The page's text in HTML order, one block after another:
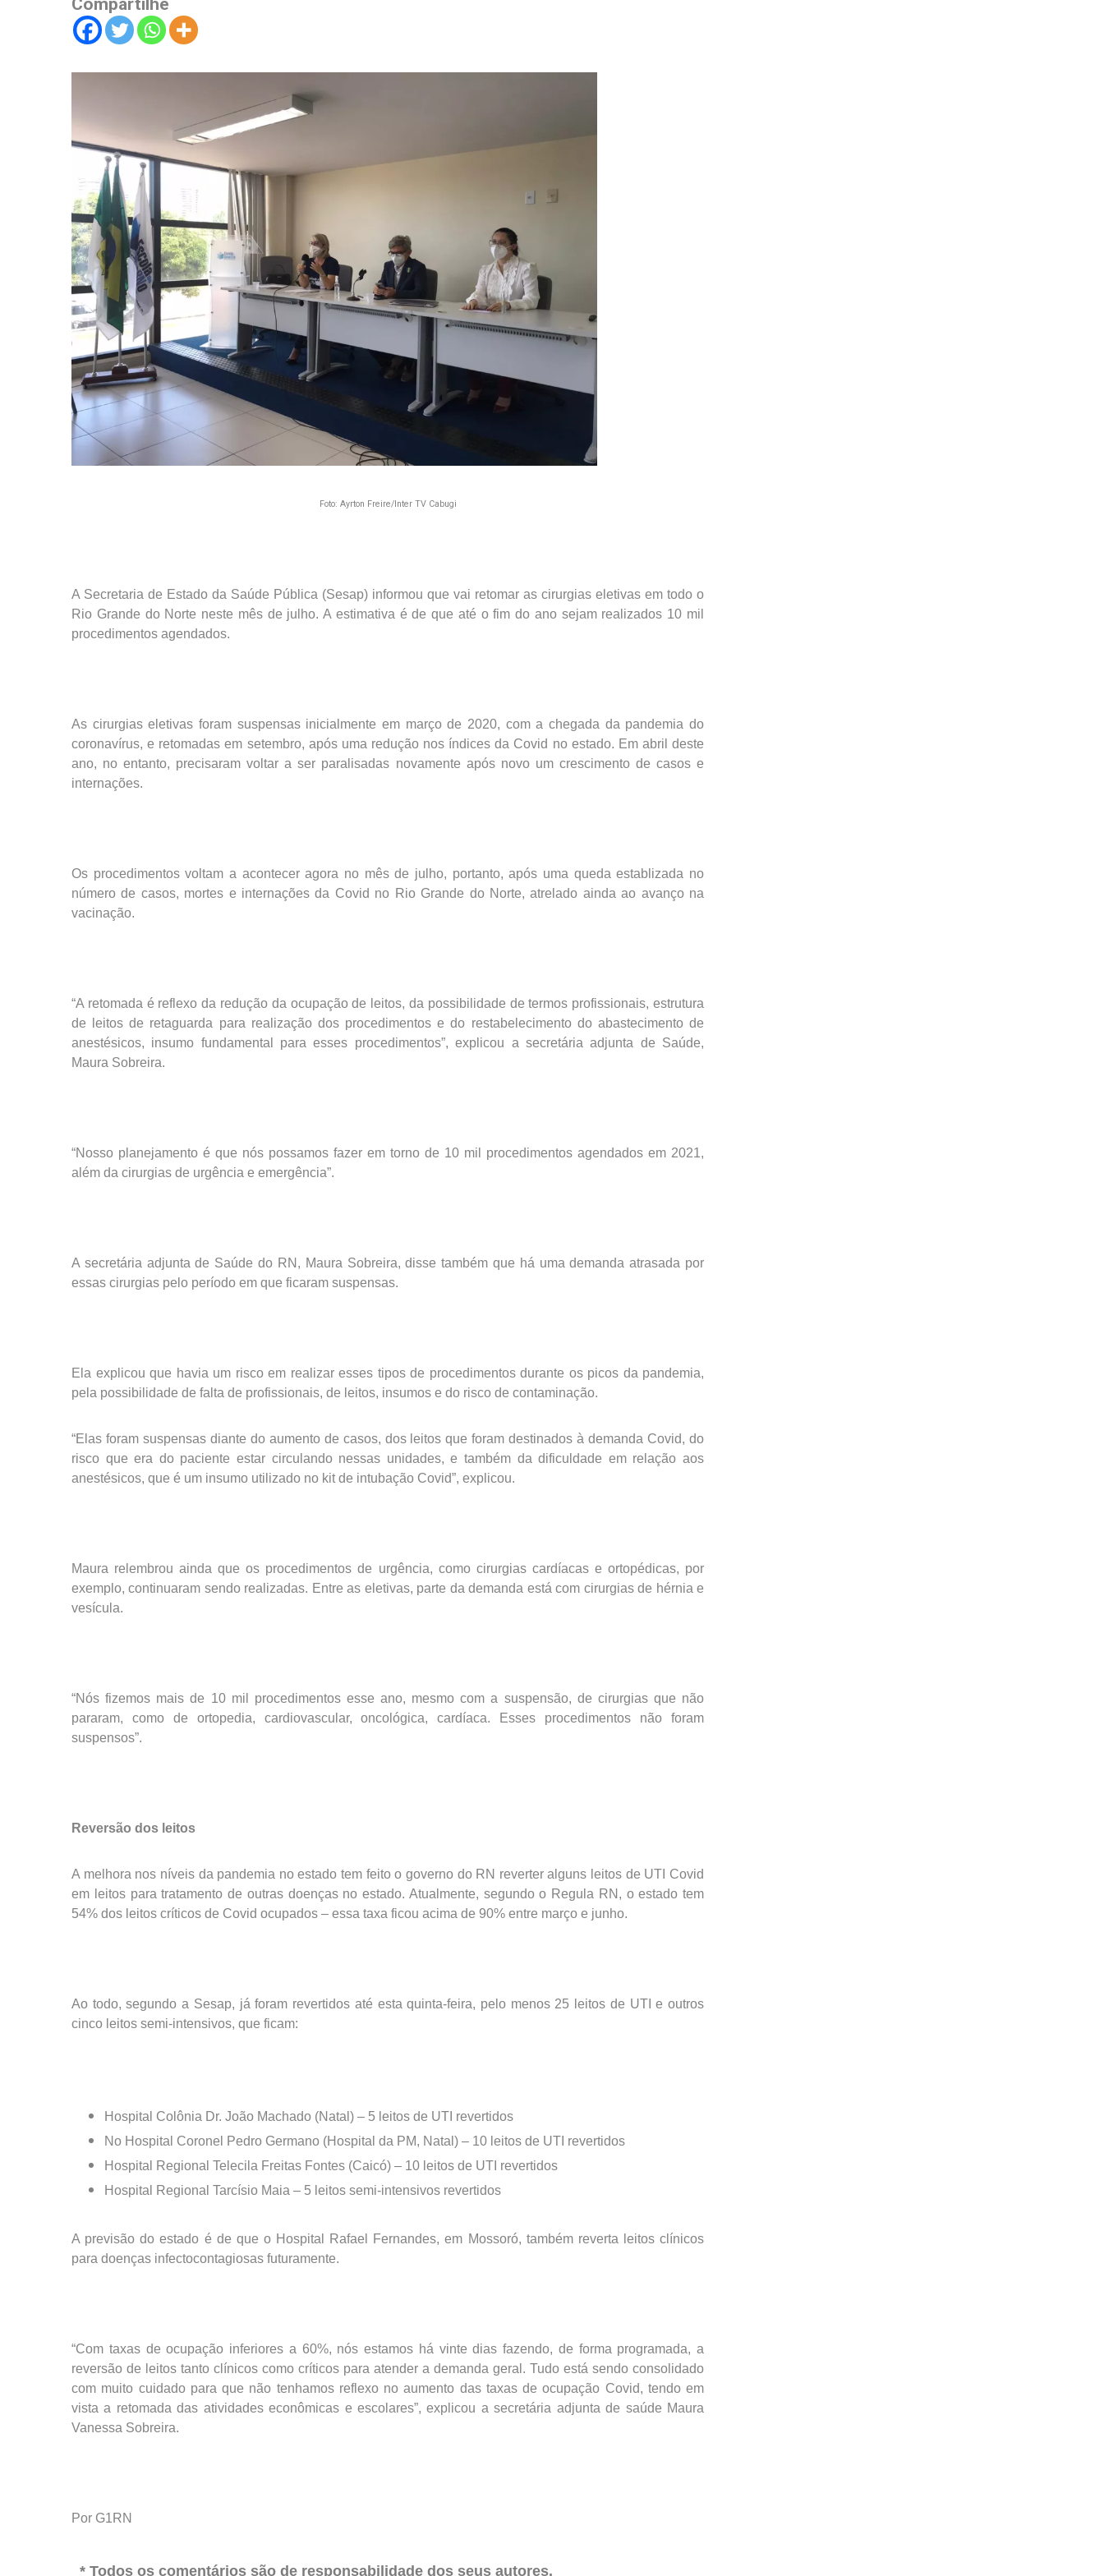
Compartilhe
Foto: Ayrton Freire/Inter TV Cabugi
A Secretaria de Estado da Saúde Pública (Sesap) informou que vai retomar as cirurgias eletivas em todo o
Rio Grande do Norte neste mês de julho. A estimativa é de que até o fim do ano sejam realizados 10 mil
procedimentos agendados.
As cirurgias eletivas foram suspensas inicialmente em março de 2020, com a chegada da pandemia do
coronavírus, e retomadas em setembro, após uma redução nos índices da Covid no estado. Em abril deste
ano, no entanto, precisaram voltar a ser paralisadas novamente após novo um crescimento de casos e
internações.
Os procedimentos voltam a acontecer agora no mês de julho, portanto, após uma queda establizada no
número de casos, mortes e internações da Covid no Rio Grande do Norte, atrelado ainda ao avanço na
vacinação.
“A retomada é reflexo da redução da ocupação de leitos, da possibilidade de termos profissionais, estrutura
de leitos de retaguarda para realização dos procedimentos e do restabelecimento do abastecimento de
anestésicos, insumo fundamental para esses procedimentos”, explicou a secretária adjunta de Saúde,
Maura Sobreira.
“Nosso planejamento é que nós possamos fazer em torno de 10 mil procedimentos agendados em 2021,
além da cirurgias de urgência e emergência”.
A secretária adjunta de Saúde do RN, Maura Sobreira, disse também que há uma demanda atrasada por
essas cirurgias pelo período em que ficaram suspensas.
Ela explicou que havia um risco em realizar esses tipos de procedimentos durante os picos da pandemia,
pela possibilidade de falta de profissionais, de leitos, insumos e do risco de contaminação.
“Elas foram suspensas diante do aumento de casos, dos leitos que foram destinados à demanda Covid, do
risco que era do paciente estar circulando nessas unidades, e também da dificuldade em relação aos
anestésicos, que é um insumo utilizado no kit de intubação Covid”, explicou.
Maura relembrou ainda que os procedimentos de urgência, como cirurgias cardíacas e ortopédicas, por
exemplo, continuaram sendo realizadas. Entre as eletivas, parte da demanda está com cirurgias de hérnia e
vesícula.
“Nós fizemos mais de 10 mil procedimentos esse ano, mesmo com a suspensão, de cirurgias que não
pararam, como de ortopedia, cardiovascular, oncológica, cardíaca. Esses procedimentos não foram
suspensos”.
Reversão dos leitos
A melhora nos níveis da pandemia no estado tem feito o governo do RN reverter alguns leitos de UTI Covid
em leitos para tratamento de outras doenças no estado. Atualmente, segundo o Regula RN, o estado tem
54% dos leitos críticos de Covid ocupados – essa taxa ficou acima de 90% entre março e junho.
Ao todo, segundo a Sesap, já foram revertidos até esta quinta-feira, pelo menos 25 leitos de UTI e outros
cinco leitos semi-intensivos, que ficam:
Hospital Colônia Dr. João Machado (Natal) – 5 leitos de UTI revertidos
No Hospital Coronel Pedro Germano (Hospital da PM, Natal) – 10 leitos de UTI revertidos
Hospital Regional Telecila Freitas Fontes (Caicó) – 10 leitos de UTI revertidos
Hospital Regional Tarcísio Maia – 5 leitos semi-intensivos revertidos
A previsão do estado é de que o Hospital Rafael Fernandes, em Mossoró, também reverta leitos clínicos
para doenças infectocontagiosas futuramente.
“Com taxas de ocupação inferiores a 60%, nós estamos há vinte dias fazendo, de forma programada, a
reversão de leitos tanto clínicos como críticos para atender a demanda geral. Tudo está sendo consolidado
com muito cuidado para que não tenhamos reflexo no aumento das taxas de ocupação Covid, tendo em
vista a retomada das atividades econômicas e escolares”, explicou a secretária adjunta de saúde Maura
Vanessa Sobreira.
Por G1RN
* Todos os comentários são de responsabilidade dos seus autores.